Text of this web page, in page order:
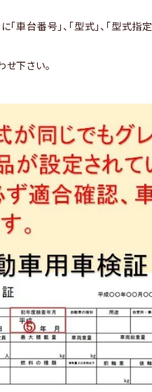
車台番号」、「型式」、「型式指
下さい。